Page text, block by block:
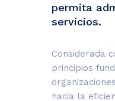
permita
servicios.
Considerada
principios
hacia la